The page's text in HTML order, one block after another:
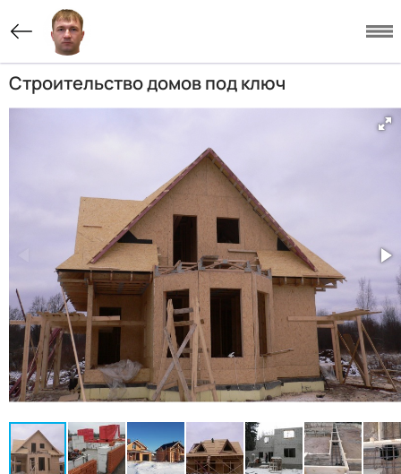
Строительство домов под ключ